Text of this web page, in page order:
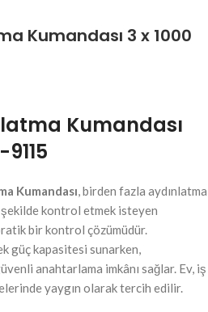
Kumandası 3 x 1000
Kumandası
Kumandası, birden fazla aydınlatma
şekilde kontrol etmek isteyen
bir kontrol çözümüdür.
güç kapasitesi sunarken,
anahtarlama imkânı sağlar. Ev, iş
yaygın olarak tercih edilir.